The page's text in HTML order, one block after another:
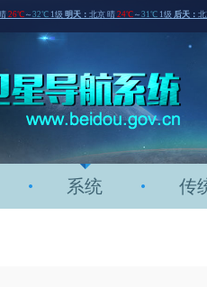
系统 传